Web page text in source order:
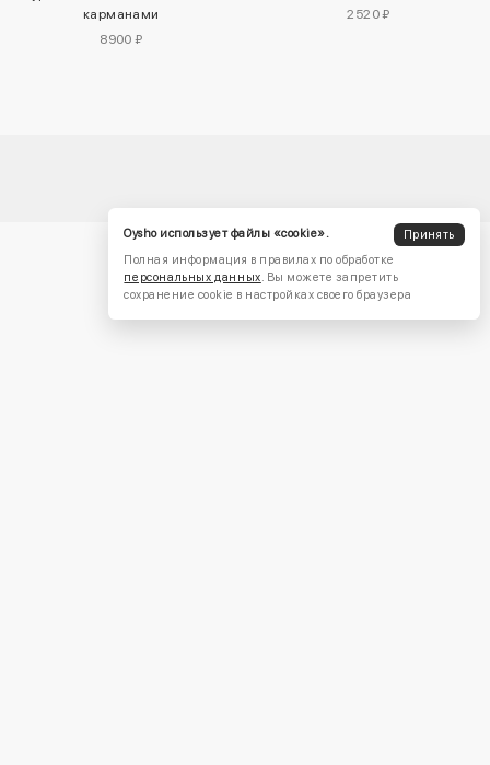
карманами
8900 ₽
2520 ₽
Oysho использует файлы «cookie».
Принять
Полная информация в правилах по обработке
персональных данных. Вы можете запретить
сохранение cookie в настройках своего браузера